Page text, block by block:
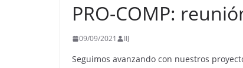
PRO-COMP:
09/09/2021 IIJ
Seguimos avanzando con nuestros